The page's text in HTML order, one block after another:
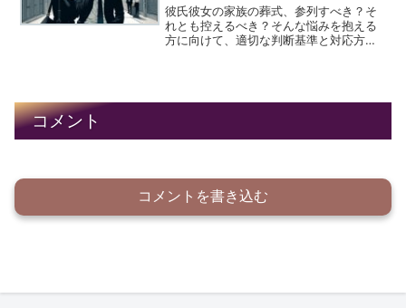
彼氏彼女の家族の葬式、参列すべき？そ
れとも控えるべき？そんな悩みを抱える
方に向けて、適切な判断基準と対応方法
た対応ができるようサポートします。
コメント
コメントを書き込む